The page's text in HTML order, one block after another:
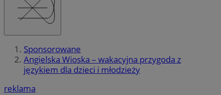
Sponsorowane
Angielska Wioska – wakacyjna przygoda z
językiem dla dzieci i młodzieży
reklama